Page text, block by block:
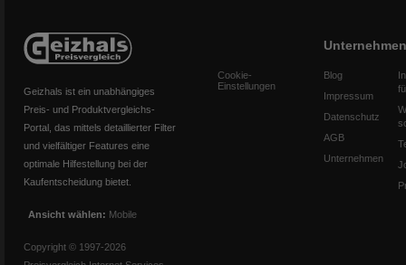
Geizhals ist ein unabhängiges
Preis- und Produktvergleichs-
Portal, das mittels detaillierter Filter
und vielfältiger Features eine
optimale Hilfestellung bei der
Kaufentscheidung bietet.
Ansicht wählen: Mobile
Copyright © 1997-2026
Cookie-
Einstellungen
Unternehmen
Blog
Impressum
Datenschutz
AGB
Unternehmen